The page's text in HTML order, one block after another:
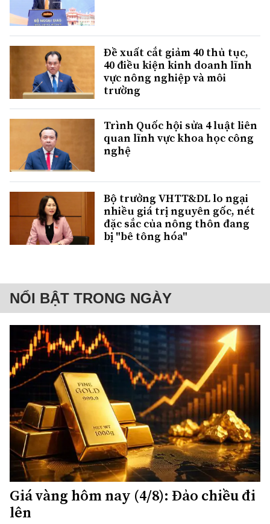
Đề xuất cắt giảm 40 thủ tục,
40 điều kiện kinh doanh lĩnh
vực nông nghiệp và môi
trường
Trình Quốc hội sửa 4 luật liên
quan lĩnh vực khoa học công
nghệ
Bộ trưởng VHTT&DL lo ngại
nhiều giá trị nguyên gốc, nét
đặc sắc của nông thôn đang
bị "bê tông hóa"
NỔI BẬT TRONG NGÀY
Giá vàng hôm nay (4/8): Đảo chiều đi
lên